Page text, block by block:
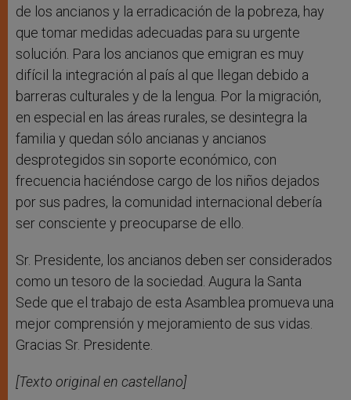
de los ancianos y la erradicación de la pobreza, hay
que tomar medidas adecuadas para su urgente
solución. Para los ancianos que emigran es muy
difícil la integración al país al que llegan debido a
barreras culturales y de la lengua. Por la migración,
en especial en las áreas rurales, se desintegra la
familia y quedan sólo ancianas y ancianos
desprotegidos sin soporte económico, con
frecuencia haciéndose cargo de los niños dejados
por sus padres, la comunidad internacional debería
ser consciente y preocuparse de ello.
Sr. Presidente, los ancianos deben ser considerados
como un tesoro de la sociedad. Augura la Santa
Sede que el trabajo de esta Asamblea promueva una
mejor comprensión y mejoramiento de sus vidas.
Gracias Sr. Presidente.
[Texto original en castellano]